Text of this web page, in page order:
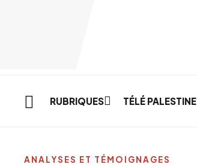
RUBRIQUES TÉLÉ PALESTINE
ANALYSES ET TÉMOIGNAGES